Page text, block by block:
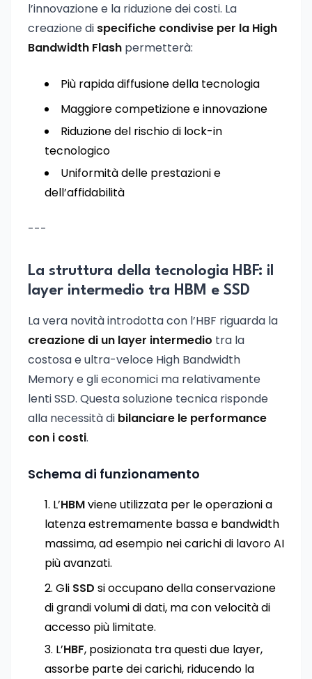
l’innovazione e la riduzione dei costi. La
creazione di specifiche condivise per la High
Bandwidth Flash permetterà:
Più rapida diffusione della tecnologia
Maggiore competizione e innovazione
Riduzione del rischio di lock-in
tecnologico
Uniformità delle prestazioni e
dell’affidabilità
---
La struttura della tecnologia HBF: il
layer intermedio tra HBM e SSD
La vera novità introdotta con l’HBF riguarda la
creazione di un layer intermedio tra la
costosa e ultra-veloce High Bandwidth
Memory e gli economici ma relativamente
lenti SSD. Questa soluzione tecnica risponde
alla necessità di bilanciare le performance
con i costi.
Schema di funzionamento
L’HBMviene utilizzata per le operazioni a
latenza estremamente bassa e bandwidth
massima, ad esempio nei carichi di lavoro AI
più avanzati.
Gli SSD si occupano della conservazione
di grandi volumi di dati, ma con velocità di
accesso più limitate.
L’HBF, posizionata tra questi due layer,
assorbe parte dei carichi, riducendo la